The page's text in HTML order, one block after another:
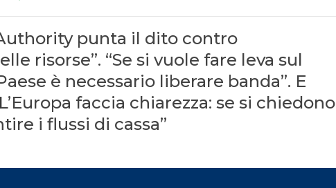
punta il dito contro
risorse”. “Se si vuole fare leva sul
è necessario liberare banda”. E
faccia chiarezza: se si chiedono
i flussi di cassa”